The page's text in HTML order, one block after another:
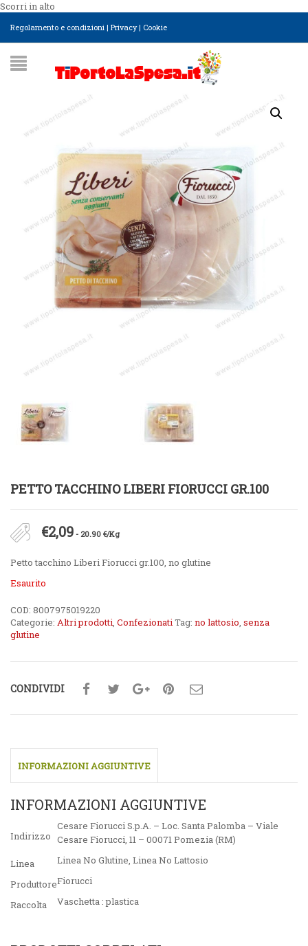
Scorri in alto
Regolamento e condizioni | Privacy| Cookie
PETTO TACCHINO LIBERI FIORUCCI GR.100
€2,09 - 20.90 €/Kg
Petto tacchino Liberi Fiorucci gr.100, no glutine
Esaurito
COD: 8007975019220
Categorie: Altri prodotti, ConfezionatiTag: no lattosio, senza
glutine
CONDIVIDI
INFORMAZIONI AGGIUNTIVE
INFORMAZIONI AGGIUNTIVE
Indirizzo
Cesare Fiorucci S.p.A. – Loc. Santa Palomba – Viale
Cesare Fiorucci, 11 – 00071 Pomezia (RM)
Linea
Linea No Glutine, Linea No Lattosio
ProduttoreFiorucci
Raccolta
Vaschetta : plastica